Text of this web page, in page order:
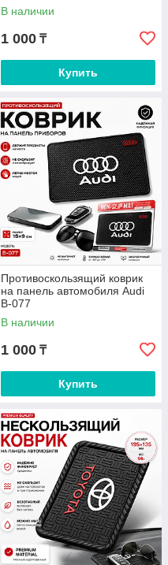
В наличии
1 000 ₸
Купить
Противоскользящий коврик
на панель автомобиля Audi
B-077
В наличии
1 000 ₸
Купить